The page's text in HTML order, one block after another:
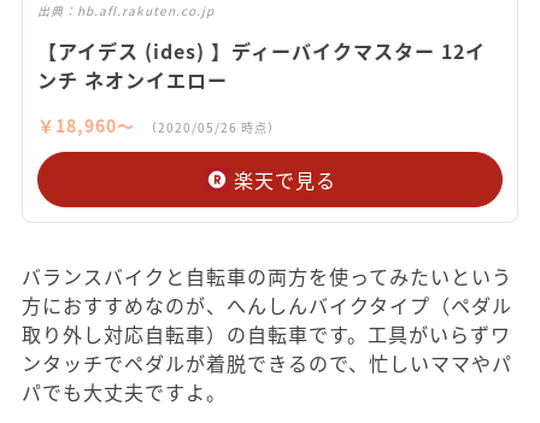
出典： hb.afl.rakuten.co.jp
【アイデス (ides) 】ディーバイクマスター 12イ
ンチ ネオンイエロー
￥18,960〜 （2020/05/26 時点）
楽天で見る
バランスバイクと自転車の両方を使ってみたいという
方におすすめなのが、へんしんバイクタイプ（ペダル
取り外し対応自転車）の自転車です。工具がいらずワ
ンタッチでペダルが着脱できるので、忙しいママやパ
パでも大丈夫ですよ。